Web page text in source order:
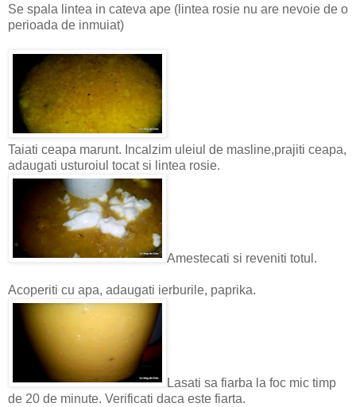
Se spala lintea in cateva ape (lintea rosie nu are nevoie de o
perioada de inmuiat)
Taiati ceapa marunt. Incalzim uleiul de masline,prajiti ceapa,
adaugati usturoiul tocat si lintea rosie.
Amestecati si reveniti totul.
Acoperiti cu apa, adaugati ierburile, paprika.
Lasati sa fiarba la foc mic timp
de 20 de minute. Verificati daca este fiarta.